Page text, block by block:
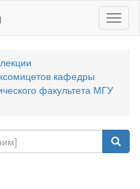
кафедры
факультета МГУ